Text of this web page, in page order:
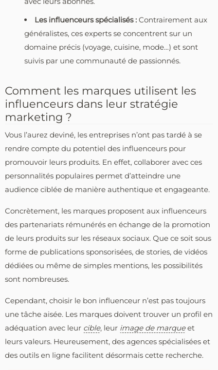
Les influenceurs spécialisés : Contrairement aux
généralistes, ces experts se concentrent sur un
domaine précis (voyage, cuisine, mode…) et sont
suivis par une communauté de passionnés.
Comment les marques utilisent les
influenceurs dans leur stratégie
marketing ?
Vous l’aurez deviné, les entreprises n’ont pas tardé à se
rendre compte du potentiel des influenceurs pour
promouvoir leurs produits. En effet, collaborer avec ces
personnalités populaires permet d’atteindre une
audience ciblée de manière authentique et engageante.
Concrètement, les marques proposent aux influenceurs
des partenariats rémunérés en échange de la promotion
de leurs produits sur les réseaux sociaux. Que ce soit sous
forme de publications sponsorisées, de stories, de vidéos
dédiées ou même de simples mentions, les possibilités
sont nombreuses.
Cependant, choisir le bon influenceur n’est pas toujours
une tâche aisée. Les marques doivent trouver un profil en
adéquation avec leur cible, leur image de marqueet
leurs valeurs. Heureusement, des agences spécialisées et
des outils en ligne facilitent désormais cette recherche.